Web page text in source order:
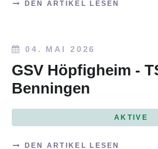
DEN ARTIKEL LESEN
04. MAI 2026
GSV Höpfigheim -
Benningen
AKTIVE
DEN ARTIKEL LESEN